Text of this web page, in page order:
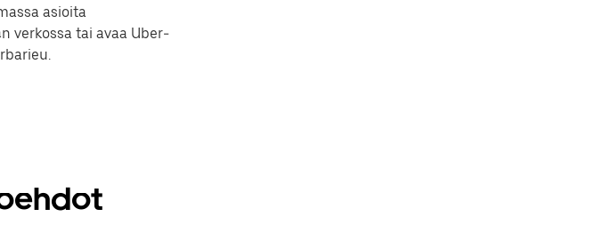
asioita
verkossa tai avaa Uber-